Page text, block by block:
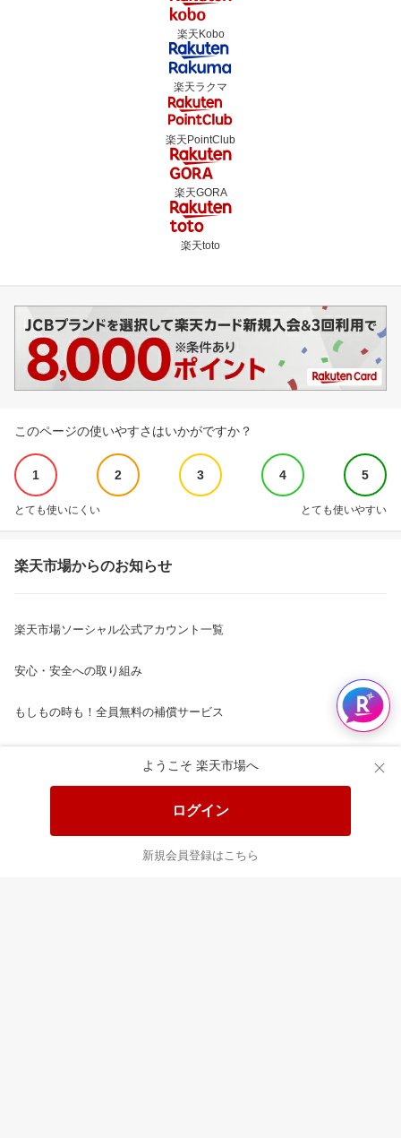
ようこそ 楽天市場へ
ログイン
新規会員登録はこちら
楽天Kobo
楽天ラクマ
楽天PointClub
楽天GORA
楽天toto
このページの使いやすさはいかがですか？
1 2 3 4 5
とても使いにくい とても使いやすい
楽天市場からのお知らせ
楽天市場ソーシャル公式アカウント一覧
安心・安全への取り組み
もしもの時も！全員無料の補償サービス
楽天ショッピングサービスご利用規約